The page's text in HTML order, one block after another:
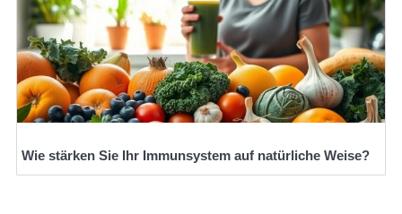
Wie stärken Sie Ihr Immunsystem auf natürliche Weise?